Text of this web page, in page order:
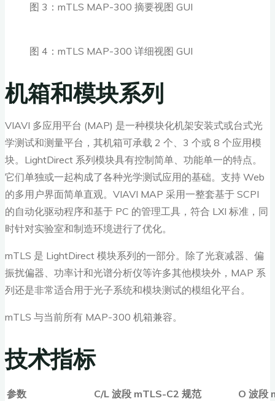
图 3：mTLS MAP-300 摘要视图 GUI
图 4：mTLS MAP-300 详细视图 GUI
机箱和模块系列
VIAVI 多应用平台 (MAP) 是一种模块化机架安装式或台式光
学测试和测量平台，其机箱可承载 2 个、3 个或 8 个应用模
块。LightDirect 系列模块具有控制简单、功能单一的特点。
它们单独或一起构成了各种光学测试应用的基础。支持 Web
的多用户界面简单直观。VIAVI MAP 采用一整套基于 SCPI
的自动化驱动程序和基于 PC 的管理工具，符合 LXI 标准，同
时针对实验室和制造环境进行了优化。
mTLS 是 LightDirect 模块系列的一部分。除了光衰减器、偏
振扰偏器、功率计和光谱分析仪等许多其他模块外，MAP 系
列还是非常适合用于光子系统和模块测试的模组化平台。
mTLS 与当前所有 MAP-300 机箱兼容。
技术指标
参数 C/L 波段 mTLS-C2 规范 O 波段